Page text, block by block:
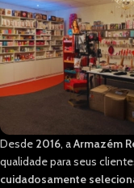
Desde 2016, aArmazém
qualidade para seus
cuidadosamente